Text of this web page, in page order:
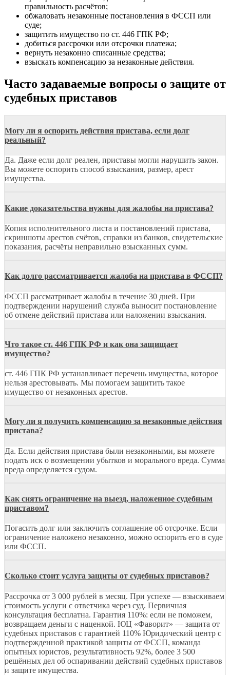
правильность расчётов;
обжаловать незаконные постановления в ФССП или
суде;
защитить имущество по ст. 446 ГПК РФ;
добиться рассрочки или отсрочки платежа;
вернуть незаконно списанные средства;
взыскать компенсацию за незаконные действия.
Часто задаваемые вопросы о защите от
судебных приставов
Могу ли я оспорить действия пристава, если долг
реальный?
Да. Даже если долг реален, приставы могли нарушить закон.
Вы можете оспорить способ взыскания, размер, арест
имущества.
Какие доказательства нужны для жалобы на пристава?
Копия исполнительного листа и постановлений пристава,
скриншоты арестов счётов, справки из банков, свидетельские
показания, расчёты неправильно взысканных сумм.
Как долго рассматривается жалоба на пристава в ФССП?
ФССП рассматривает жалобы в течение 30 дней. При
подтверждении нарушений служба выносит постановление
об отмене действий пристава или наложении взыскания.
Что такое ст. 446 ГПК РФ и как она защищает
имущество?
ст. 446 ГПК РФ устанавливает перечень имущества, которое
нельзя арестовывать. Мы помогаем защитить такое
имущество от незаконных арестов.
Могу ли я получить компенсацию за незаконные действия
пристава?
Да. Если действия пристава были незаконными, вы можете
подать иск о возмещении убытков и морального вреда. Сумма
вреда определяется судом.
Как снять ограничение на выезд, наложенное судебным
приставом?
Погасить долг или заключить соглашение об отсрочке. Если
ограничение наложено незаконно, можно оспорить его в суде
или ФССП.
Сколько стоит услуга защиты от судебных приставов?
Рассрочка от 3 000 рублей в месяц. При успехе — взыскиваем
стоимость услуги с ответчика через суд. Первичная
консультация бесплатна. Гарантия 110%: если не поможем,
возвращаем деньги с наценкой. ЮЦ «Фаворит» — защита от
судебных приставов с гарантией 110% Юридический центр с
подтвержденной практикой защиты от ФССП, команда
опытных юристов, результативность 92%, более 3 500
решённых дел об оспаривании действий судебных приставов
и защите имущества.